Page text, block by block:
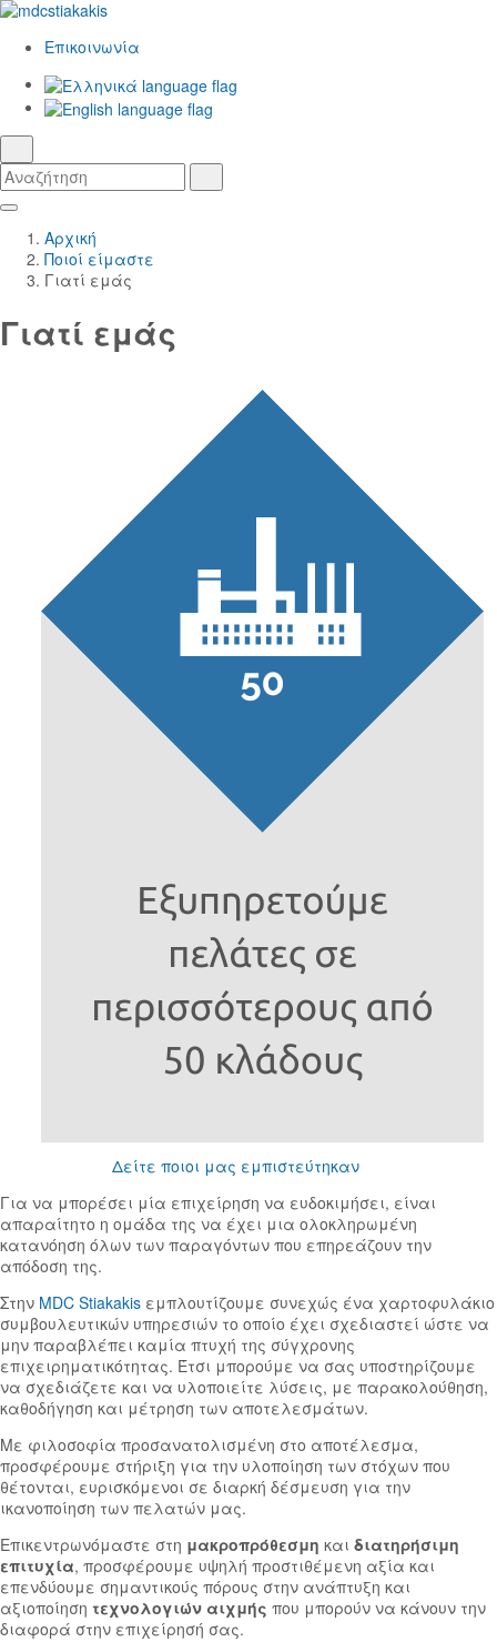
Επικοινωνία
Αναζήτηση
Skip
Main
Content
Κεντρική
Πλοήγηση
Αρχική
Ποιοί είμαστε
Γιατί εμάς
Γιατί εμάς
Δείτε ποιοι μας εμπιστεύτηκαν
Για να μπορέσει μία επιχείρηση να ευδοκιμήσει, είναι
απαραίτητο η ομάδα της να έχει μια ολοκληρωμένη
κατανόηση όλων των παραγόντων που επηρεάζουν την
απόδοση της.
Στην MDC Stiakakis εμπλουτίζουμε συνεχώς ένα χαρτοφυλάκιο
συμβουλευτικών υπηρεσιών το οποίο έχει σχεδιαστεί ώστε να
μην παραβλέπει καμία πτυχή της σύγχρονης
επιχειρηματικότητας. Έτσι μπορούμε να σας υποστηρίζουμε
να σχεδιάζετε και να υλοποιείτε λύσεις, με παρακολούθηση,
καθοδήγηση και μέτρηση των αποτελεσμάτων.
Με φιλοσοφία προσανατολισμένη στο αποτέλεσμα,
προσφέρουμε στήριξη για την υλοποίηση των στόχων που
θέτονται, ευρισκόμενοι σε διαρκή δέσμευση για την
ικανοποίηση των πελατών μας.
Επικεντρωνόμαστε στη μακροπρόθεσμη και διατηρήσιμη
επιτυχία, προσφέρουμε υψηλή προστιθέμενη αξία και
επενδύουμε σημαντικούς πόρους στην ανάπτυξη και
αξιοποίηση τεχνολογιών αιχμής που μπορούν να κάνουν την
διαφορά στην επιχείρησή σας.